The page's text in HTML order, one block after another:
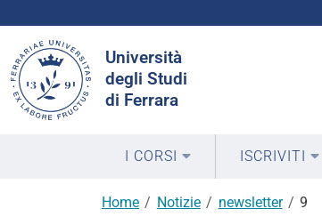
Università
degli Studi
di Ferrara
nel
sito
I CORSI ISCRIVITI
Home Notizie newsletter 9